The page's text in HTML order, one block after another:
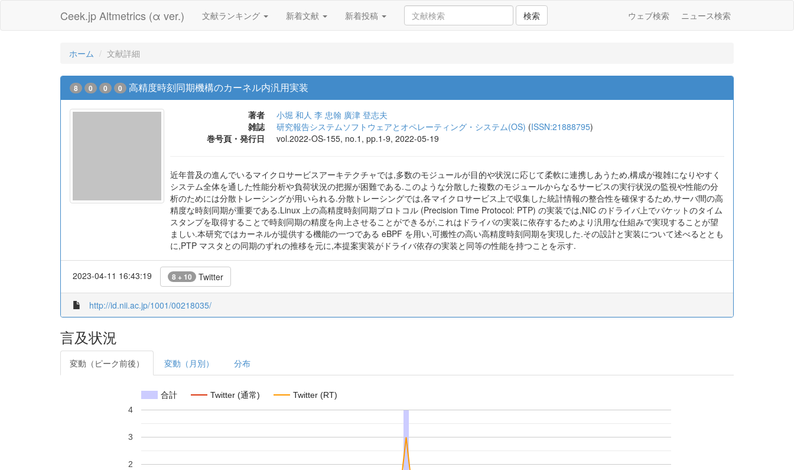
Ceek.jp Altmetrics (α ver.) 文献ランキング 新着文献 新着投稿 検索 ウェブ検索 ニュース検索
ホーム 文献詳細
8 0 0 0 高精度時刻同期機構のカーネル内汎用実装
著者 小堀 和人 李 忠翰 廣津 登志夫
雑誌
研究報告システムソフトウェアとオペレーティング・システム(OS) (ISSN:21888795)
巻号頁・発行日
vol.2022-OS-155, no.1, pp.1-9, 2022-05-19
近年普及の進んでいるマイクロサービスアーキテクチャでは,多数のモジュールが目的や状況に応じて柔軟に連携しあうため,構成が複雑になりやすく
システム全体を通した性能分析や負荷状況の把握が困難である.このような分散した複数のモジュールからなるサービスの実行状況の監視や性能の分
析のためには分散トレーシングが用いられる.分散トレーシングでは,各マイクロサービス上で収集した統計情報の整合性を確保するため,サーバ間の高
精度な時刻同期が重要である.Linux 上の高精度時刻同期プロトコル (Precision Time Protocol: PTP) の実装では,NIC のドライバ上でパケットのタイム
スタンプを取得することで時刻同期の精度を向上させることができるが,これはドライバの実装に依存するためより汎用な仕組みで実現することが望
ましい.本研究ではカーネルが提供する機能の一つである eBPF を用い,可搬性の高い高精度時刻同期を実現した.その設計と実装について述べるととも
に,PTP マスタとの同期のずれの推移を元に,本提案実装がドライバ依存の実装と同等の性能を持つことを示す.
2023-04-11 16:43:19 8 + 10 Twitter
http://id.nii.ac.jp/1001/00218035/
言及状況
変動（ピーク前後） 変動（月別） 分布
合計 Twitter (通常) Twitter (RT)
2
3
4